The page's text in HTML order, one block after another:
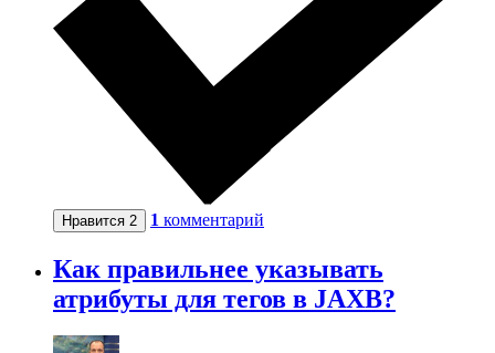
Нравится 2 1 комментарий
Как правильнее указывать
атрибуты для тегов в JAXB?